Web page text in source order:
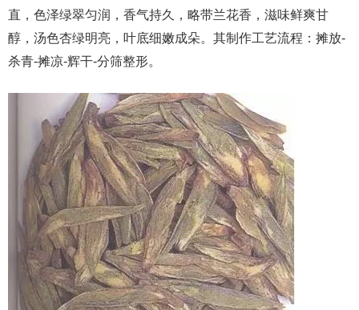
直，色泽绿翠匀润，香气持久，略带兰花香，滋味鲜爽甘
醇，汤色杏绿明亮，叶底细嫩成朵。其制作工艺流程：摊放-
杀青-摊凉-辉干-分筛整形。